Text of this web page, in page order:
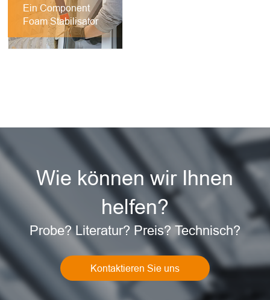
Ein Component
Foam Stabilisator
Wie können wir Ihnen
helfen?
Probe? Literatur? Preis? Technisch?
Kontaktieren Sie uns